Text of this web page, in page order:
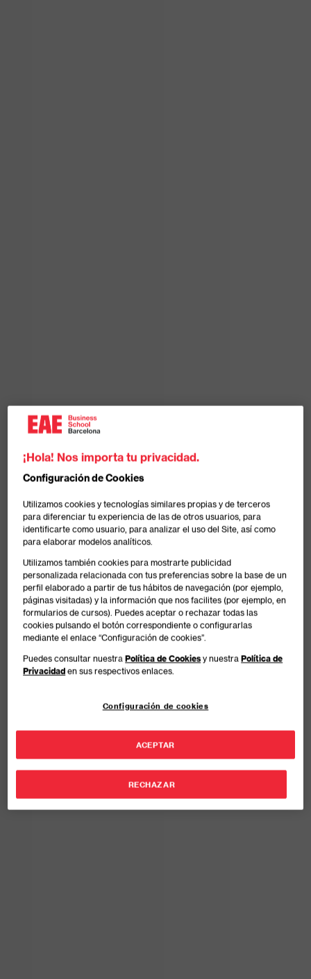
¡Hola! Nos importa tu privacidad.
Configuración de Cookies
Utilizamos cookies y tecnologías similares propias y de terceros
para diferenciar tu experiencia de las de otros usuarios, para
identificarte como usuario, para analizar el uso del Site, así como
para elaborar modelos analíticos.
Utilizamos también cookies para mostrarte publicidad
personalizada relacionada con tus preferencias sobre la base de un
perfil elaborado a partir de tus hábitos de navegación (por ejemplo,
páginas visitadas) y la información que nos facilites (por ejemplo, en
formularios de cursos). Puedes aceptar o rechazar todas las
cookies pulsando el botón correspondiente o configurarlas
mediante el enlace “Configuración de cookies”.
Puedes consultar nuestraPolítica de Cookies y nuestraPolítica de
Privacidad en sus respectivos enlaces.
Configuración de cookies
RECHAZAR
ACEPTAR